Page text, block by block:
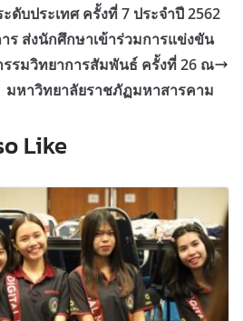
บประเทศ ครั้งที่ 7 ประจำปี 2562
ร ส่งนักศึกษาเข้าร่วมการแข่งขัน
รมวิทยาการสัมพันธ์ ครั้งที่ 26 ณ
มหาวิทยาลัยราชภัฏมหาสารคาม
Like